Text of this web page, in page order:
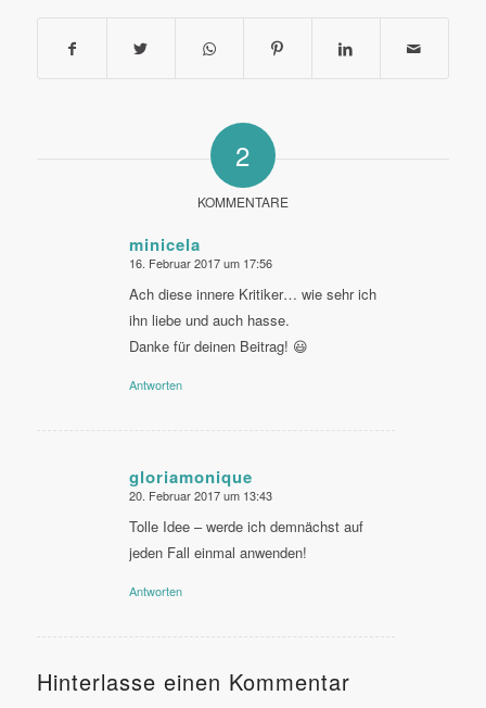
2
KOMMENTARE
minicela
sagte:
16. Februar 2017 um 17:56
Ach diese innere Kritiker… wie sehr ich
ihn liebe und auch hasse.
Danke für deinen Beitrag! 😃
Antworten
gloriamonique
sagte:
20. Februar 2017 um 13:43
Tolle Idee – werde ich demnächst auf
jeden Fall einmal anwenden!
Antworten
Hinterlasse einen Kommentar